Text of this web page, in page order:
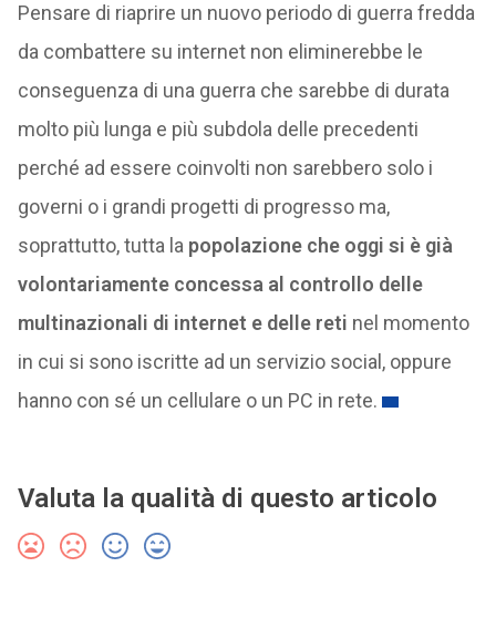
Pensare di riaprire un nuovo periodo di guerra fredda
da combattere su internet non eliminerebbe le
conseguenza di una guerra che sarebbe di durata
molto più lunga e più subdola delle precedenti
perché ad essere coinvolti non sarebbero solo i
governi o i grandi progetti di progresso ma,
soprattutto, tutta la popolazione che oggi si è già
volontariamente concessa al controllo delle
multinazionali di internet e delle reti nel momento
in cui si sono iscritte ad un servizio social, oppure
hanno con sé un cellulare o un PC in rete.
Valuta la qualità di questo articolo